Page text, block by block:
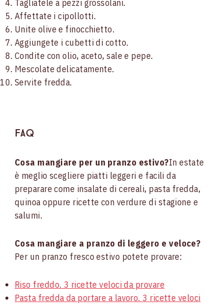
Tagliatele a pezzi grossolani.
Affettate i cipollotti.
Unite olive e finocchietto.
Aggiungete i cubetti di cotto.
Condite con olio, aceto, sale e pepe.
Mescolate delicatamente.
Servite fredda.
FAQ
Cosa mangiare per un pranzo estivo?In estate
è meglio scegliere piatti leggeri e facili da
preparare come insalate di cereali, pasta fredda,
quinoa oppure ricette con verdure di stagione e
salumi.
Cosa mangiare a pranzo di leggero e veloce?
Per un pranzo fresco estivo potete provare:
Riso freddo. 3 ricette veloci da provare
Pasta fredda da portare a lavoro. 3 ricette veloci